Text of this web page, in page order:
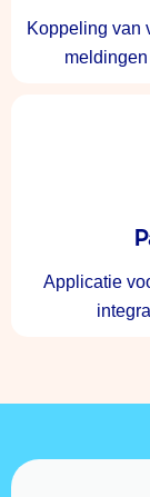
Koppeling van
Applicatie